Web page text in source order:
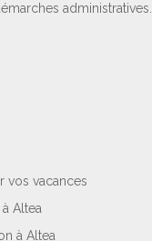
administratives.
vos vacances
Altea
à Altea